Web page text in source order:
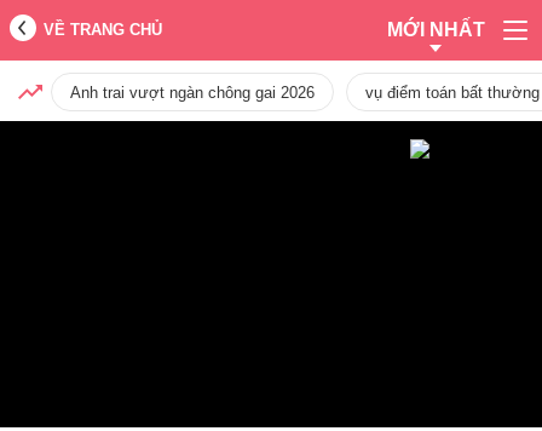
VỀ TRANG CHỦ MỚI NHẤT
Anh trai vượt ngàn chông gai 2026 vụ điểm toán bất